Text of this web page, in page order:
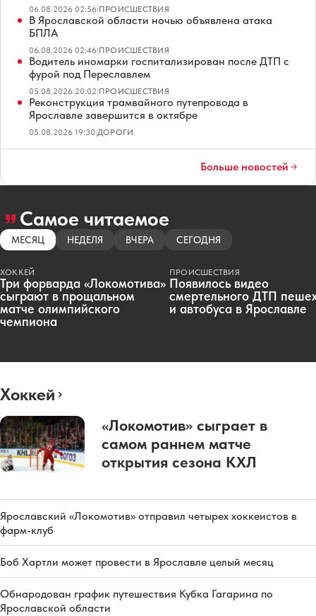
06.08.2026 02:56|ПРОИСШЕСТВИЯ
В Ярославской области ночью объявлена атака
БПЛА
06.08.2026 02:46|ПРОИСШЕСТВИЯ
Водитель иномарки госпитализирован после ДТП с
фурой под Переславлем
05.08.2026 20:02|ПРОИСШЕСТВИЯ
Реконструкция трамвайного путепровода в
Ярославле завершится в октябре
05.08.2026 19:30|ДОРОГИ
Больше новостей
Самое читаемое
МЕСЯЦ НЕДЕЛЯ ВЧЕРА СЕГОДНЯ
ХОККЕЙ
Три форварда «Локомотива»
сыграют в прощальном
матче олимпийского
чемпиона
ПРОИСШЕСТВИЯ
Появилось видео
смертельного ДТП
и автобуса в Ярославле
Хоккей
«Локомотив» сыграет в
самом раннем матче
открытия сезона КХЛ
Ярославский «Локомотив» отправил четырех хоккеистов в
фарм-клуб
Боб Хартли может провести в Ярославле целый месяц
Обнародован график путешествия Кубка Гагарина по
Ярославской области